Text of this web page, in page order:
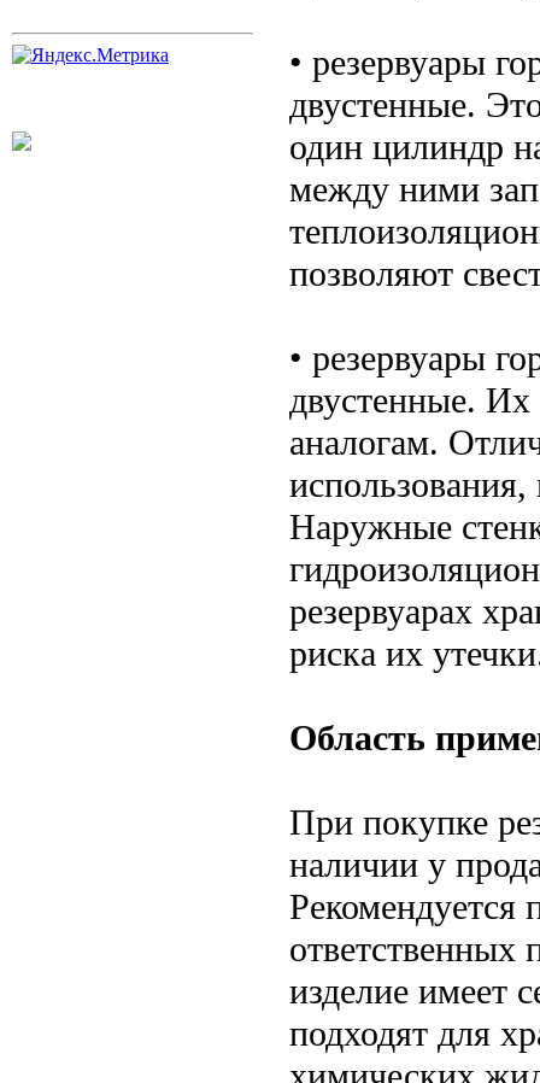
• резервуары
двустенные.
один цилиндр
между ними
позволяют
• резервуары
двустенные. Их
аналогам.
Наружные
резервуарах
риска их
Область
При покупке
наличии у
Рекомендуется
ответственных
изделие имеет
подходят для